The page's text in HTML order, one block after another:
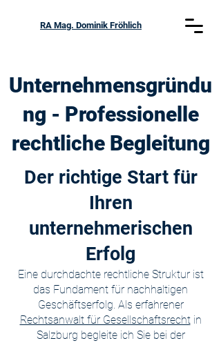
RA Mag. Dominik Fröhlich
Unternehmensgründu
ng - Professionelle
rechtliche Begleitung
Der richtige Start für
Ihren
unternehmerischen
Erfolg
Eine durchdachte rechtliche Struktur ist
das Fundament für nachhaltigen
Geschäftserfolg. Als erfahrener
Rechtsanwalt für Gesellschaftsrechtin
Salzburg begleite ich Sie bei der